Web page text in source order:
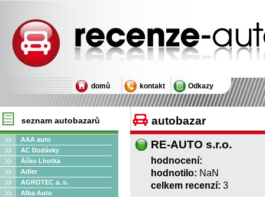
Recenze autobazarů
domů kontakt Odkazy
seznam autobazarů
AAA auto
AC Dodávky
Áčko Lhotka
Adler
AGROTEC a. s.
Alba Auto
autobazar
RE-AUTO s.r.o.
hodnocení:
hodnotilo: NaN
celkem recenzí: 3